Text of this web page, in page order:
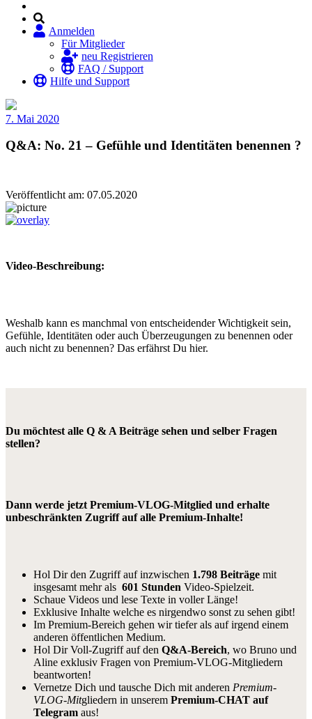
Anmelden
Für Mitglieder
neu Registrieren
FAQ / Support
Hilfe und Support
7. Mai 2020
Q&A: No. 21 – Gefühle und Identitäten benennen ?
Veröffentlicht am: 07.05.2020
Video-Beschreibung:
Weshalb kann es manchmal von entscheidender Wichtigkeit sein,
Gefühle, Identitäten oder auch Überzeugungen zu benennen oder
auch nicht zu benennen? Das erfährst Du hier.
Du möchtest alle Q & A Beiträge sehen und selber Fragen
stellen?
Dann werde jetzt Premium-VLOG-Mitglied und erhalte
unbeschränkten Zugriff auf alle Premium-Inhalte!
Hol Dir den Zugriff auf inzwischen 1.798 Beiträge mit
insgesamt mehr als 601 Stunden Video-Spielzeit.
Schaue Videos und lese Texte in voller Länge!
Exklusive Inhalte welche es nirgendwo sonst zu sehen gibt!
Im Premium-Bereich gehen wir tiefer als auf irgend einem
anderen öffentlichen Medium.
Hol Dir Voll-Zugriff auf den Q&A-Bereich, wo Bruno und
Aline exklusiv Fragen von Premium-VLOG-Mitgliedern
beantworten!
Vernetze Dich und tausche Dich mit anderen Premium-
VLOG-Mitgliedern in unserem Premium-CHAT auf
Telegram aus!